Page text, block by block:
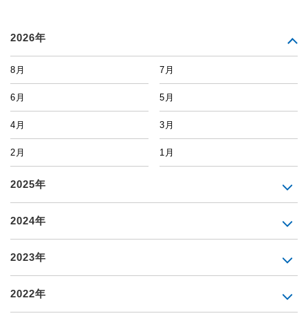
2026年
8月 7月
6月 5月
4月 3月
2月 1月
2025年
2024年
2023年
2022年